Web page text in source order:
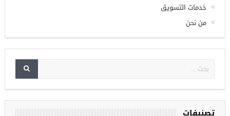
خدمات التسويق
من نحن
تصنيفات